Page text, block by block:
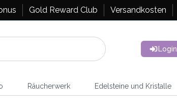
Gold Reward Club Versandkosten
Login
Räucherwerk Edelsteine und Kristalle